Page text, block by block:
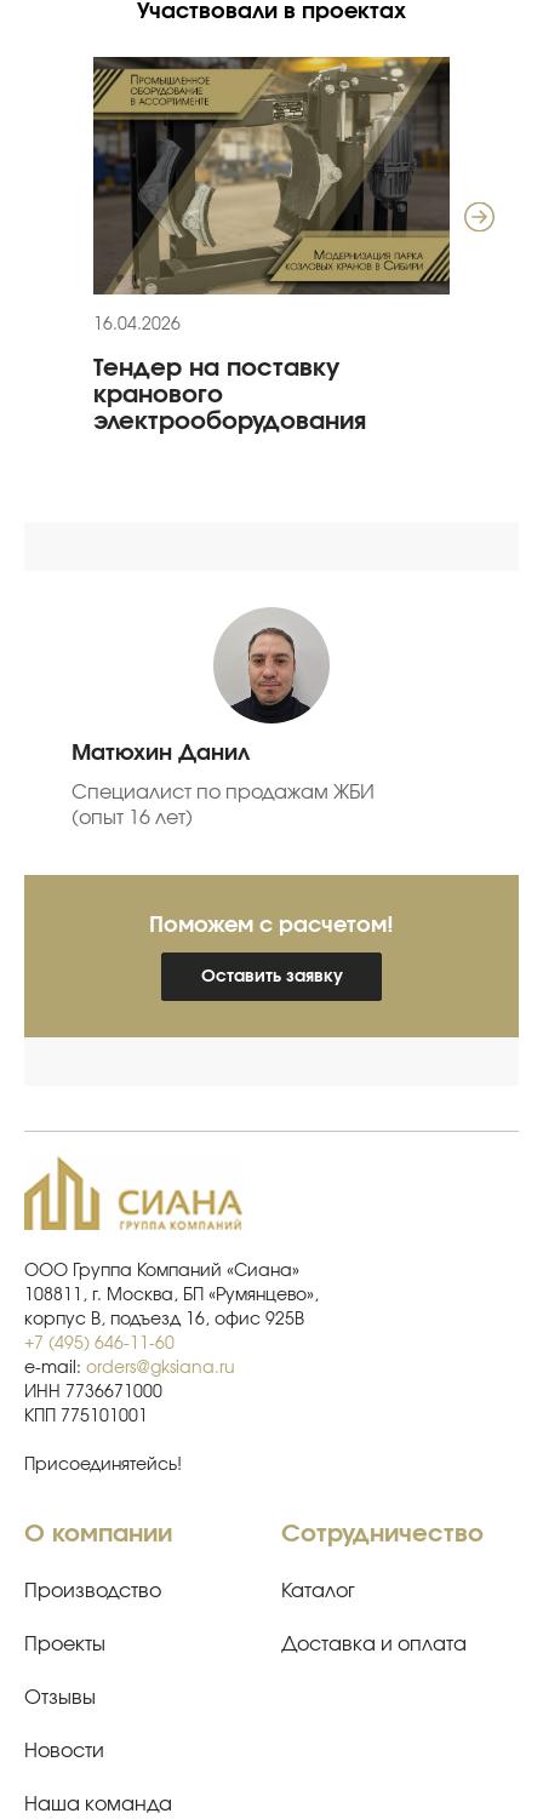
Участвовали в проектах
16.04.2026
Тендер на поставку
кранового
электрооборудования
Матюхин Данил
Специалист по продажам ЖБИ
(опыт 16 лет)
Поможем с расчетом!
Оставить заявку
ООО Группа Компаний «Сиана»
108811, г. Москва, БП «Румянцево»,
корпус В, подъезд 16, офис 925В
+7 (495) 646-11-60
e-mail: orders@gksiana.ru
ИНН 7736671000
КПП 775101001
Присоединятейсь!
О компании
Производство
Проекты
Отзывы
Новости
Наша команда
Сотрудничество
Каталог
Доставка и оплата